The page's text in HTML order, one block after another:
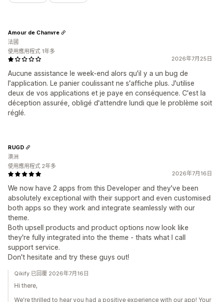
2026年7月25日
Aucune assistance le week-end alors qu'il y a un bug de
l'application. Le panier coulissant ne s'affiche plus. J'utilise
deux de vos applications et je paye en conséquence. C'est la
déception assurée, obligé d'attendre lundi que le problème soit
réglé.
Amour de Chanvre
法國
使用應用程式 1年多
2026年7月16日
We now have 2 apps from this Developer and they've been
absolutely exceptional with their support and even customised
both apps so they work and integrate seamlessly with our
theme.
Both upsell products and product options now look like
they're fully integrated into the theme - thats what I call
support service.
Don't hesitate and try these guys out!
RUGD
澳洲
使用應用程式 2年多
Qikify 已回覆 2026年7月16日
Hi there,
We're thrilled to hear you had a positive experience with our app! Your